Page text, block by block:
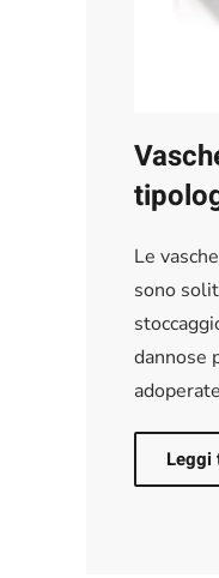
Le
sono
dannose
Leggi